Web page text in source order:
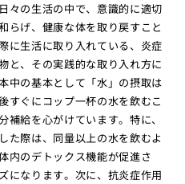
々の生活の中で、意識的に適切
らげ、健康な体を取り戻すこと
に生活に取り入れている、炎症
と、その実践的な取り入れ方に
中の基本として「水」の摂取は
すぐにコップ一杯の水を飲むこ
補給を心がけています。特に、
た際は、同量以上の水を飲むよ
内のデトックス機能が促進さ
になります。次に、抗炎症作用